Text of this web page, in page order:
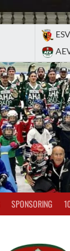
SPONSORING